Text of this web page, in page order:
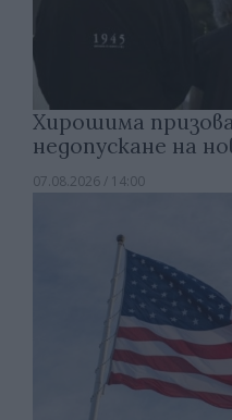
Хирошима
недопускане на
07.08.2026 / 14:00